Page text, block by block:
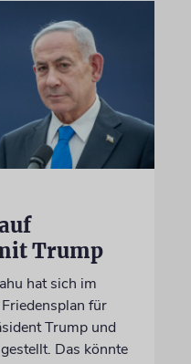
Trump
hat sich im
für
Trump und
Das könnte